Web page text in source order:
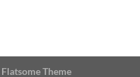
Flatsome Theme